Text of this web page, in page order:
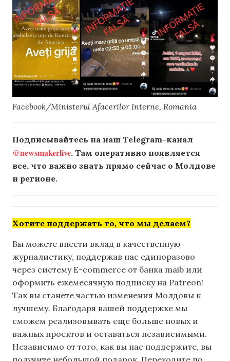
Facebook/Ministerul Afacerilor Interne, Romania
Подписывайтесь на наш Telegram-канал
@newsmakerlive. Там оперативно появляется
все, что важно знать прямо сейчас о Молдове
и регионе.
Хотите поддержать то, что мы делаем?
Вы можете внести вклад в качественную
журналистику, поддержав нас единоразово
через систему E-commerce от банка maib или
оформить ежемесячную подписку на Patreon!
Так вы станете частью изменения Молдовы к
лучшему. Благодаря вашей поддержке мы
сможем реализовывать еще больше новых и
важных проектов и оставаться независимыми.
Независимо от того, как вы нас поддержите, вы